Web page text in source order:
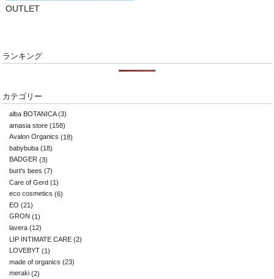
OUTLET
ランキング
カテゴリー
alba BOTANICA(3)
amasia store (158)
Avalon Organics (18)
babybuba (18)
BADGER (3)
burt's bees (7)
Care of Gerd (1)
eco cosmetics (6)
EO (21)
GRON (1)
lavera (12)
LIP INTIMATE CARE (2)
LOVEBYT (1)
made of organics (23)
meraki (2)